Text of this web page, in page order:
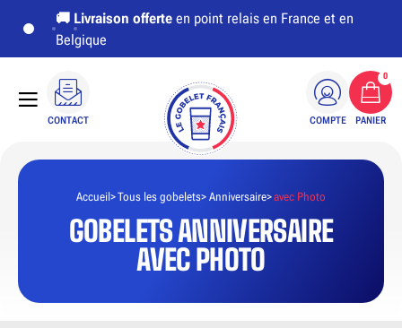
🚚 Livraison offerte en point relais en France et en
Belgique
CONTACT COMPTE PANIER
0
Accueil Tous les gobelets Anniversaire avec Photo
GOBELETS ANNIVERSAIRE
AVEC PHOTO